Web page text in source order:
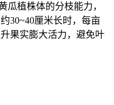
瓜植株体的分枝能力，
30~40厘米长时，每亩
果实膨大活力，避免叶